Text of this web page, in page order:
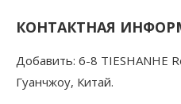
КОНТАКТНАЯ
Добавить: 6-8 TIESHANHE
Гуанчжоу, Китай.